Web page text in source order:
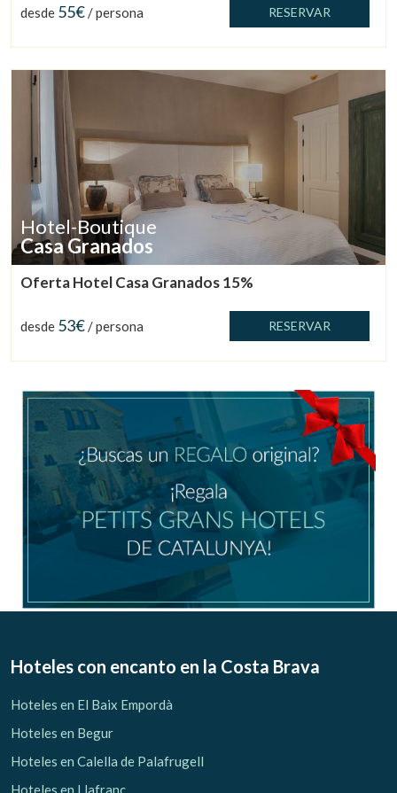
Verificar localizador
desde 55€/ persona RESERVAR
Hotel-Boutique
Casa Granados
Oferta Hotel Casa Granados 15%
desde 53€/ persona RESERVAR
Hoteles con encanto en la Costa Brava
Hoteles en El Baix Empordà
Hoteles en Begur
Hoteles en Calella de Palafrugell